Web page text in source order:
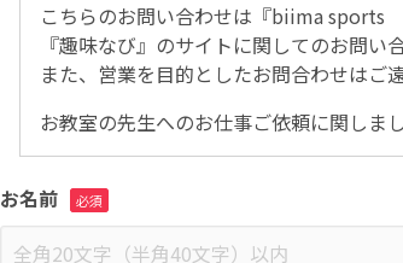
こちらのお問い合わせは『biima sports
『趣味なび』のサイトに関してのお問い
また、営業を目的としたお問合わせはご
お教室の先生へのお仕事ご依頼に関しまし
お名前